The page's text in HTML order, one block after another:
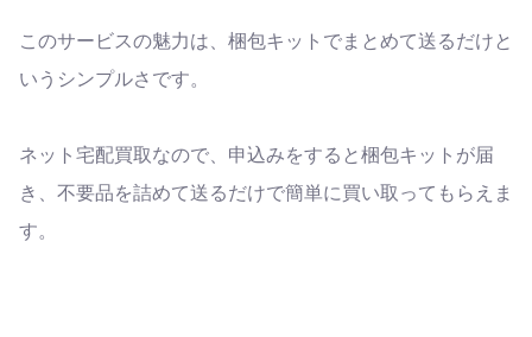
このサービスの魅力は、梱包キットでまとめて送るだけと
いうシンプルさです。
ネット宅配買取なので、申込みをすると梱包キットが届
き、不要品を詰めて送るだけで簡単に買い取ってもらえま
す。